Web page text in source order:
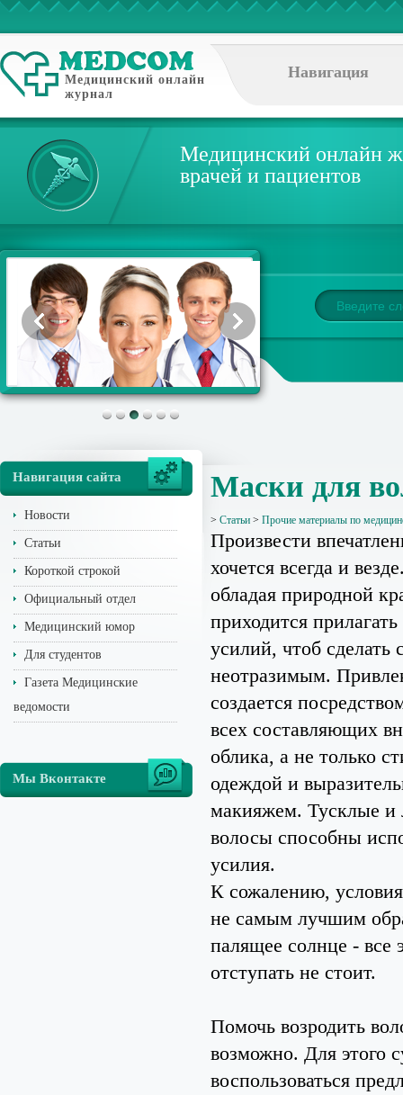
Медицинский онлайн
журнал
Навигация
Медицинский онлайн
врачей и пациентов
Навигация сайта
Новости
Статьи
Короткой строкой
Официальный отдел
Медицинский юмор
Для студентов
Газета Медицинские
ведомости
Мы Вконтакте
Маски для
> Статьи > Прочие материалы по
Произвести
хочется всегда и
обладая природной
приходится
усилий, чтоб сделать
неотразимым.
создается
всех составляющих
облика, а не только
одеждой и
макияжем. Тусклые и
волосы способны
усилия.
К сожалению,
не самым лучшим
палящее солнце - все
отступать не стоит.
Помочь возродить
возможно. Для этого
воспользоваться